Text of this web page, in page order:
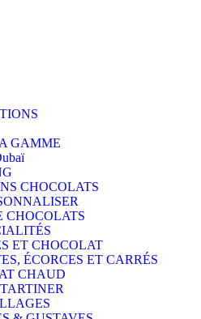
GAMME
CHOCOLATS
CHOCOLATS
ET CHOCOLAT
ÉCORCES ET CARRÉS
CHAUD